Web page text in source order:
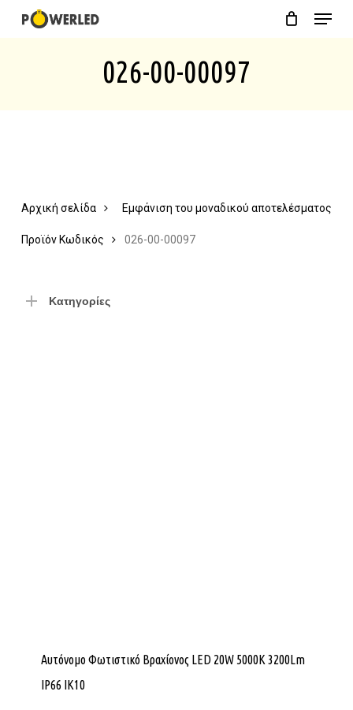
Menu
026-00-00097
Εμφάνιση του μοναδικού αποτελέσματος
Αρχική σελίδα
Προϊόν Κωδικός 026-00-00097
Κατηγορίες
Αυτόνομο Φωτιστικό Βραχίονος LED 20W 5000K 3200Lm
IP66 ΙΚ10